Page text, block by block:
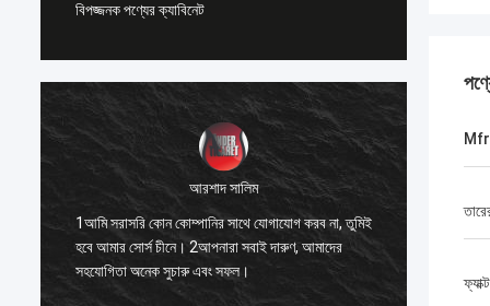
বিপজ্জনক পণ্যের ক্যাবিনেট
আরশাদ সালিম
1আমি সরাসরি কোন কোম্পানির সাথে যোগাযোগ করব না, তুমিই
হবে আমার সোর্স চীনে। 2আপনারা সবাই দারুণ, আমাদের
সহযোগিতা অনেক সুচারু এবং সফল।
1.
সম্পর্কে
Mfr